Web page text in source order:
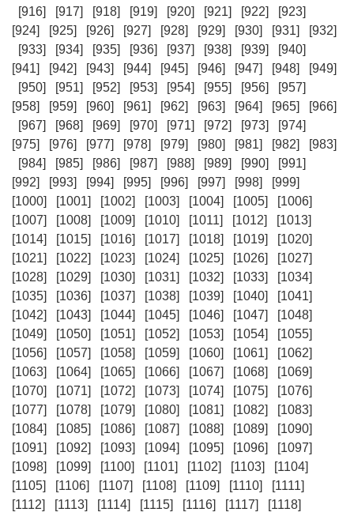
[916] [917] [918] [919] [920] [921] [922]
[923]
[924]
[925] [926] [927] [928] [929] [930] [931]
[932]
[933]
[934] [935] [936] [937] [938] [939]
[940]
[941]
[942] [943] [944] [945] [946] [947] [948]
[949]
[950]
[951] [952] [953] [954] [955] [956]
[957]
[958]
[959] [960] [961] [962] [963] [964] [965]
[966]
[967]
[968] [969] [970] [971] [972] [973]
[974]
[975]
[976] [977] [978] [979] [980] [981] [982]
[983]
[984]
[985] [986] [987] [988] [989] [990]
[991]
[992]
[993] [994] [995] [996] [997] [998]
[999]
[1000]
[1001] [1002] [1003] [1004] [1005]
[1006]
[1007]
[1008] [1009] [1010] [1011] [1012]
[1013]
[1014]
[1015] [1016] [1017] [1018] [1019]
[1020]
[1021]
[1022] [1023] [1024] [1025] [1026]
[1027]
[1028]
[1029] [1030] [1031] [1032] [1033]
[1034]
[1035]
[1036] [1037] [1038] [1039] [1040]
[1041]
[1042]
[1043] [1044] [1045] [1046] [1047]
[1048]
[1049]
[1050] [1051] [1052] [1053] [1054]
[1055]
[1056]
[1057] [1058] [1059] [1060] [1061]
[1062]
[1063]
[1064] [1065] [1066] [1067] [1068]
[1069]
[1070]
[1071] [1072] [1073] [1074] [1075]
[1076]
[1077]
[1078] [1079] [1080] [1081] [1082]
[1083]
[1084]
[1085] [1086] [1087] [1088] [1089]
[1090]
[1091]
[1092] [1093] [1094] [1095] [1096]
[1097]
[1098]
[1099] [1100] [1101] [1102] [1103]
[1104]
[1105]
[1106] [1107] [1108] [1109] [1110]
[1111]
[1112]
[1113] [1114] [1115] [1116] [1117]
[1118]